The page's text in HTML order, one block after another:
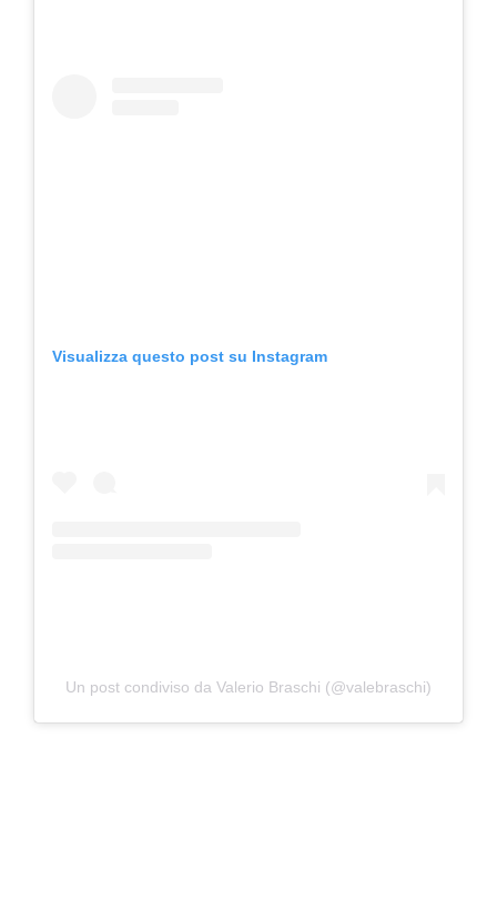
Visualizza questo post su Instagram
Un post condiviso da Valerio Braschi (@valebraschi)